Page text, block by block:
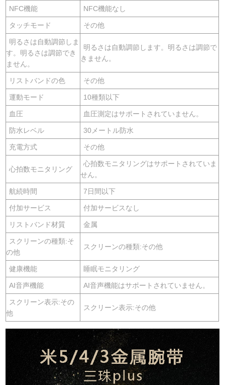
NFC機能 NFC機能なし
タッチモード その他
明るさは自動調節しま
す。明るさは調節でき
ません。
明るさは自動調節します。明るさは調節で
きません。
リストバンドの色 その他
運動モード 10種類以下
血圧 血圧測定はサポートされていません。
防水レベル 30メートル防水
充電方式 その他
心拍数モニタリング
心拍数モニタリングはサポートされていま
せん。
航続時間 7日間以下
付加サービス 付加サービスなし
リストバンド材質 金属
スクリーンの種類:そ
の他
スクリーンの種類:その他
健康機能 睡眠モニタリング
AI音声機能 AI音声機能はサポートされていません。
スクリーン表示:その
他
スクリーン表示:その他